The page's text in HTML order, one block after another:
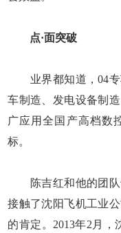
点·面突破
业界都知道，04专
车制造、发电设备制
广应用全国产高档数
标。
陈吉红和他的团队
接触了沈阳飞机工业
的肯定。2013年2月，